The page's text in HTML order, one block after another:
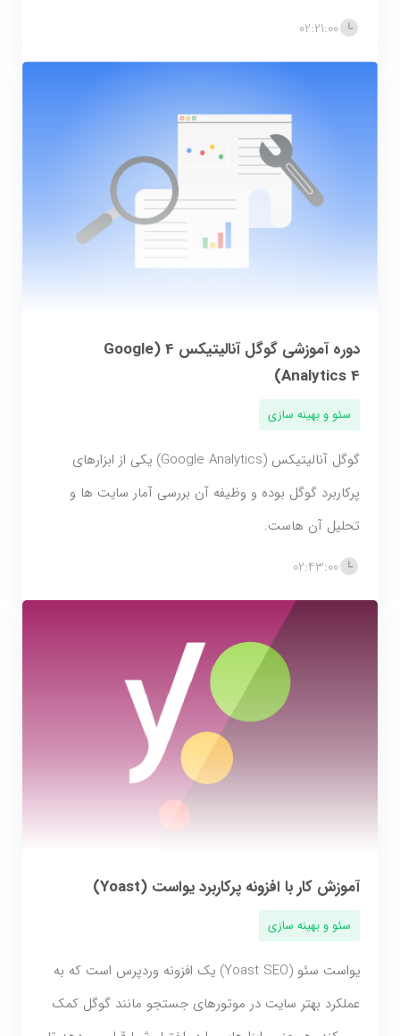
02:21:00
دوره آموزشی گوگل آنالیتیکس 4 (Google
Analytics 4)
سئو و بهینه سازی
گوگل آنالیتیکس (Google Analytics) یکی از ابزارهای
پرکاربرد گوگل بوده و وظیفه آن بررسی آمار سایت ها و
تحلیل آن هاست.
02:43:00
آموزش کار با افزونه پرکاربرد یواست (Yoast)
سئو و بهینه سازی
یواست سئو (Yoast SEO) یک افزونه وردپرس است که به
عملکرد بهتر سایت در موتورهای جستجو مانند گوگل کمک